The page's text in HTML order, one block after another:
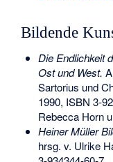
Bildende
Die Endlichkeit
Ost und West.
Sartorius und
1990, ISBN 3-
Rebecca Horn
Heiner Müller
hrsg. v. Ulrike